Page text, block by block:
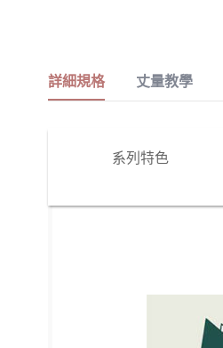
詳細規格 丈量教學
系列特色